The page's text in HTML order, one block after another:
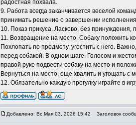
радостная похвала.
9. Работа всегда заканчивается веселой
принимать решение о завершении
10. Показ прикуса. Ласково, без принуждения,
11. Возвращение на место. Собаку положить
Похлопать по предмету, угостить с него.
перед собакой. В одном шаге. Голосом и
правой руке подвести собаку на место и
Вернуться на место, еще хвалить и угощать с
12. Обязательно каждую прогулку играйте в
Добавлено: Вс Мая 03, 2026 15:42 Заголовок